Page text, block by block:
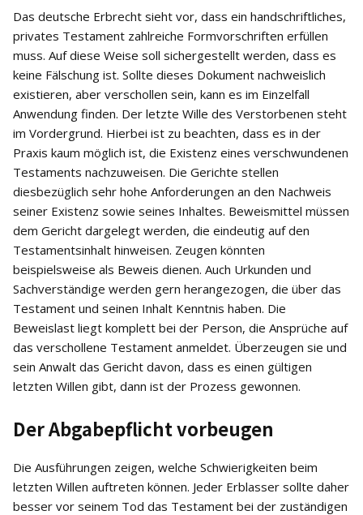
Das deutsche Erbrecht sieht vor, dass ein handschriftliches,
privates Testament zahlreiche Formvorschriften erfüllen
muss. Auf diese Weise soll sichergestellt werden, dass es
keine Fälschung ist. Sollte dieses Dokument nachweislich
existieren, aber verschollen sein, kann es im Einzelfall
Anwendung finden. Der letzte Wille des Verstorbenen steht
im Vordergrund. Hierbei ist zu beachten, dass es in der
Praxis kaum möglich ist, die Existenz eines verschwundenen
Testaments nachzuweisen. Die Gerichte stellen
diesbezüglich sehr hohe Anforderungen an den Nachweis
seiner Existenz sowie seines Inhaltes. Beweismittel müssen
dem Gericht dargelegt werden, die eindeutig auf den
Testamentsinhalt hinweisen. Zeugen könnten
beispielsweise als Beweis dienen. Auch Urkunden und
Sachverständige werden gern herangezogen, die über das
Testament und seinen Inhalt Kenntnis haben. Die
Beweislast liegt komplett bei der Person, die Ansprüche auf
das verschollene Testament anmeldet. Überzeugen sie und
sein Anwalt das Gericht davon, dass es einen gültigen
letzten Willen gibt, dann ist der Prozess gewonnen.
Der Abgabepflicht vorbeugen
Die Ausführungen zeigen, welche Schwierigkeiten beim
letzten Willen auftreten können. Jeder Erblasser sollte daher
besser vor seinem Tod das Testament bei der zuständigen